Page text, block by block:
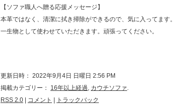
【ソファ職人へ贈る応援メッセージ】
本革ではなく、清潔に拭き掃除ができるので、気に入ってます。
一生物として使わせていただきます。頑張ってください。
更新日時： 2022年9月4日 日曜日 2:56 PM
掲載カテゴリー： 16年以上経過, カウチソファ.
RSS 2.0
コメント トラックバック